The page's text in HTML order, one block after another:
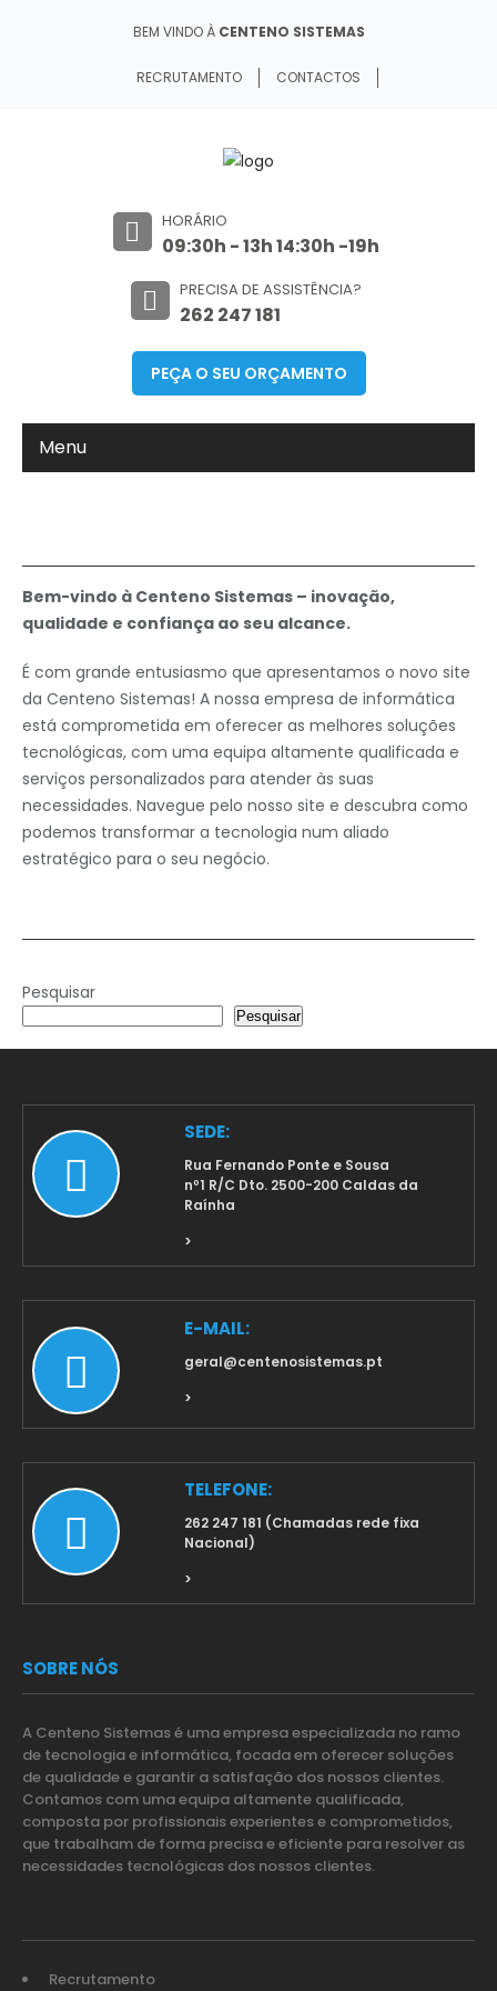
BEM VINDO À CENTENO SISTEMAS
RECRUTAMENTO CONTACTOS
HORÁRIO
09:30h - 13h 14:30h -19h
PRECISA DE ASSISTÊNCIA?
262 247 181
PEÇA O SEU ORÇAMENTO
Menu
Bem-vindo à Centeno Sistemas – inovação,
qualidade e confiança ao seu alcance.
É com grande entusiasmo que apresentamos o novo site
da Centeno Sistemas! A nossa empresa de informática
está comprometida em oferecer as melhores soluções
tecnológicas, com uma equipa altamente qualificada e
serviços personalizados para atender às suas
necessidades. Navegue pelo nosso site e descubra como
podemos transformar a tecnologia num aliado
estratégico para o seu negócio.
Pesquisar
Pesquisar
SEDE:
Rua Fernando Ponte e Sousa
nº1 R/C Dto. 2500-200 Caldas da
Raínha
>
E-MAIL:
geral@centenosistemas.pt
>
TELEFONE:
262 247 181 (Chamadas rede fixa
Nacional)
>
SOBRE NÓS
A Centeno Sistemas é uma empresa especializada no ramo
de tecnologia e informática, focada em oferecer soluções
de qualidade e garantir a satisfação dos nossos clientes.
Contamos com uma equipa altamente qualificada,
composta por profissionais experientes e comprometidos,
que trabalham de forma precisa e eficiente para resolver as
necessidades tecnológicas dos nossos clientes.
Recrutamento